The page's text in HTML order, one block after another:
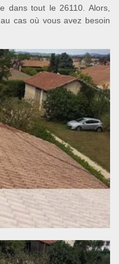
dans tout le 26110. Alors,
cas où vous avez besoin